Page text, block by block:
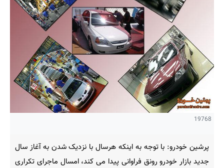
19768
پرشین خودرو: با توجه به اینکه هرسال با نزدیک شدن به آغاز سال
جدید بازار خودرو رونق فراوانی پیدا می کند، امسال ماجرای تکراری